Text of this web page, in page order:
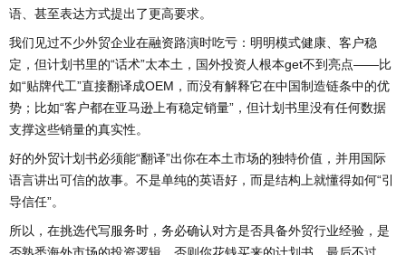
语、甚至表达方式提出了更高要求。
我们见过不少外贸企业在融资路演时吃亏：明明模式健康、客户稳
定，但计划书里的“话术”太本土，国外投资人根本get不到亮点——比
如“贴牌代工”直接翻译成OEM，而没有解释它在中国制造链条中的优
势；比如“客户都在亚马逊上有稳定销量”，但计划书里没有任何数据
支撑这些销量的真实性。
好的外贸计划书必须能“翻译”出你在本土市场的独特价值，并用国际
语言讲出可信的故事。不是单纯的英语好，而是结构上就懂得如何“引
导信任”。
所以，在挑选代写服务时，务必确认对方是否具备外贸行业经验，是
否熟悉海外市场的投资逻辑。否则你花钱买来的计划书，最后不过